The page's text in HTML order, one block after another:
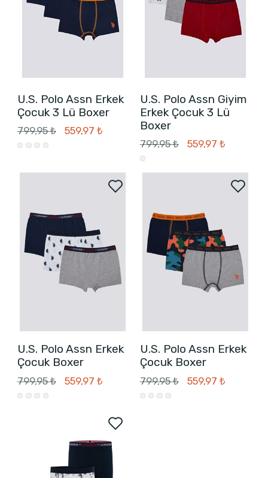
U.S. Polo Assn Erkek
Çocuk 3 Lü Boxer
799,95 ₺ 559,97 ₺
U.S. Polo Assn Giyim
Erkek Çocuk 3 Lü
Boxer
799,95 ₺ 559,97 ₺
U.S. Polo Assn Erkek
Çocuk Boxer
799,95 ₺ 559,97 ₺
U.S. Polo Assn Erkek
Çocuk Boxer
799,95 ₺ 559,97 ₺